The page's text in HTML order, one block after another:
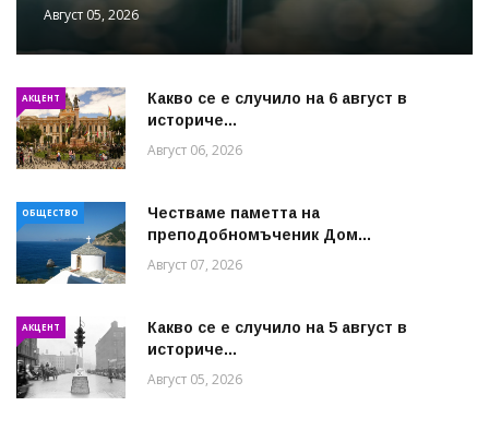
Август 05, 2026
АКЦЕНТ
Какво се е случило на 6 август в
историче...
Август 06, 2026
ОБЩЕСТВО
Честваме паметта на
преподобномъченик Дом...
Август 07, 2026
АКЦЕНТ
Какво се е случило на 5 август в
историче...
Август 05, 2026